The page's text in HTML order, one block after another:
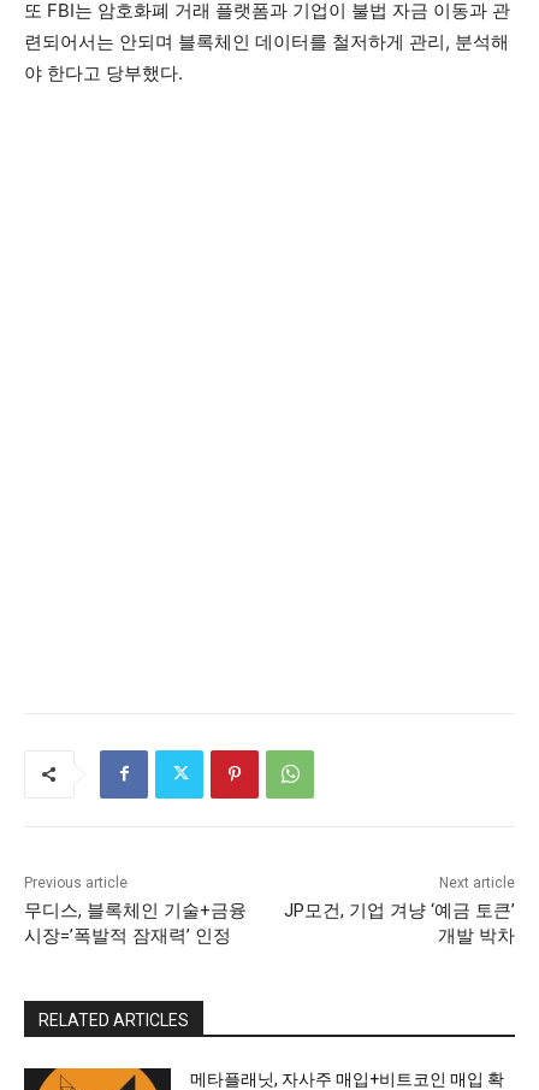
또 FBI는 암호화폐 거래 플랫폼과 기업이 불법 자금 이동과 관
련되어서는 안되며 블록체인 데이터를 철저하게 관리, 분석해
야 한다고 당부했다.
Previous article
무디스, 블록체인 기술+금융
시장=’폭발적 잠재력’ 인정
Next article
JP모건, 기업 겨냥 ‘예금 토큰’
개발 박차
RELATED ARTICLES
메타플래닛, 자사주 매입+비트코인 매입 확